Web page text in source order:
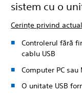
sistem cu o
Cerințe privind
Controlerul fără fir
cablu USB
Computer PC
O unitate USB